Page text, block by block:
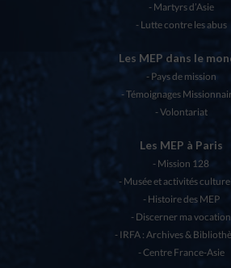
Martyrs d’Asie
Lutte contre les abus
Les MEP dans le
Pays de mission
Témoignages
Volontariat
Les MEP à Paris
Mission 128
Musée et activités
Histoire des MEP
Discerner ma vocation
IRFA : Archives &
Centre France-Asie